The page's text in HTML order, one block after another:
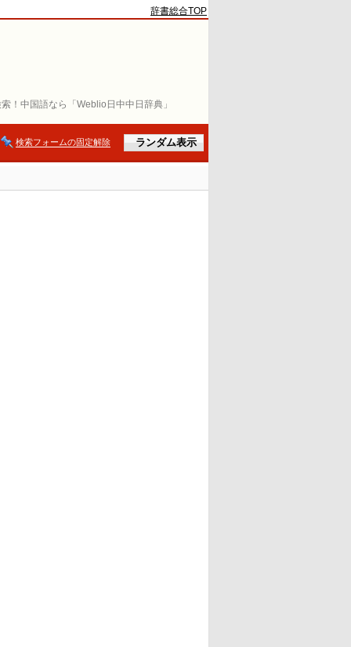
！中国語なら「Weblio日中中日辞典」
辞書総合TOP
検索フォームの固定解除